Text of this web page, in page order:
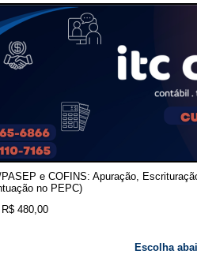
PASEP e COFINS: Apuração,
no PEPC)
R$ 480,00
Escolha